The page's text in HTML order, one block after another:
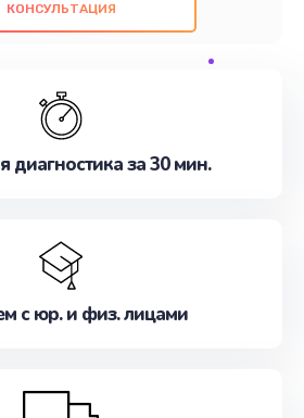
Наша цель - предоставить
их потребности
Не медлите записаться на
КОНСУЛЬТАЦИЯ
диагностика за 30 мин.
с юр. и физ. лицами